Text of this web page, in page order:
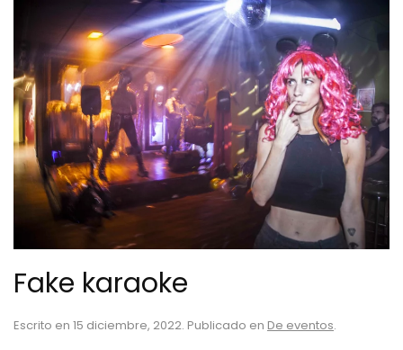
Fake karaoke
Escrito en 15 diciembre, 2022. Publicado en De eventos.